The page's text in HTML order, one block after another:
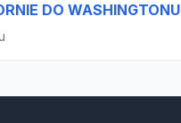
DO WASHINGTONU